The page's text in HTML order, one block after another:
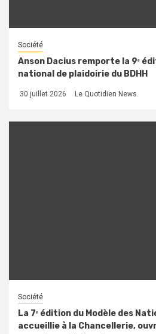
Société
Anson Dacius remporte la 9ᵉ
national de plaidoirie du BDHH
30 juillet 2026 Le Quotidien News
Société
La 7ᵉ édition du Modèle des
accueillie à la Chancellerie,